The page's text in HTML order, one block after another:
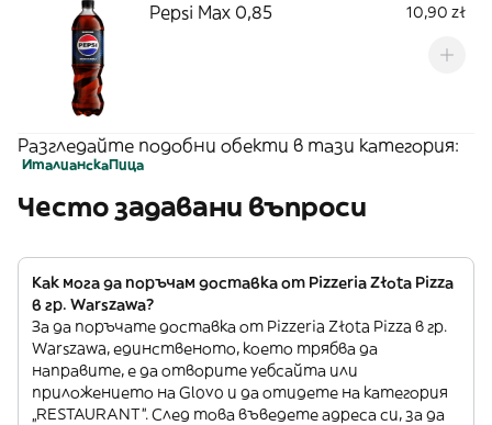
Pepsi Max 0,85 10,90 zł
Разгледайте подобни обекти в тази категория:
ИталианскaПица
Често задавани въпроси
Как мога да поръчам доставка от Pizzeria Złota Pizza
в гр. Warszawa?
За да поръчате доставка от Pizzeria Złota Pizza в гр.
Warszawa, единственото, което трябва да
направите, е да отворите уебсайта или
приложението на Glovo и да отидете на категория
„RESTAURANT”. След това въведете адреса си, за да